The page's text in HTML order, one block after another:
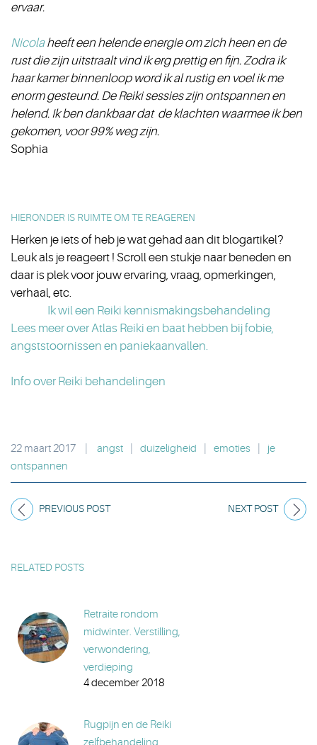
ervaar.
Nicolaheeft een helende energie om zich heen en de
rust die zijn uitstraalt vind ik erg prettig en fijn. Zodra ik
haar kamer binnenloop word ik al rustig en voel ik me
enorm gesteund. De Reiki sessies zijn ontspannen en
helend. Ik ben dankbaar dat de klachten waarmee ik ben
gekomen, voor 99% weg zijn.
Sophia
HIERONDER IS RUIMTE OM TE REAGEREN
Herken je iets of heb je wat gehad aan dit blogartikel?
Leuk als je reageert ! Scroll een stukje naar beneden en
daar is plek voor jouw ervaring, vraag, opmerkingen,
verhaal, etc.
Ik wil een Reiki kennismakingsbehandeling
Lees meer over Atlas Reiki en baat hebben bij fobie,
angststoornissen en paniekaanvallen.
Info over Reiki behandelingen
22 maart 2017 angst duizeligheid emoties
je
ontspannen
PREVIOUS POST NEXT POST
RELATED POSTS
Retraite rondom
midwinter. Verstilling,
verwondering,
verdieping
4 december 2018
Rugpijn en de Reiki
zelfbehandeling